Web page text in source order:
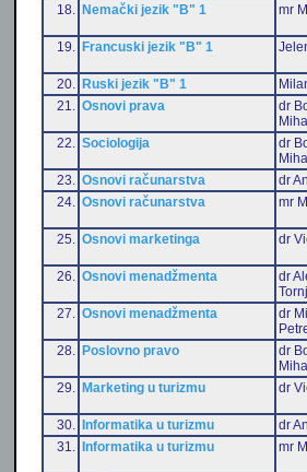
18.
Nemački jezik "B" 1 mr
19. Francuski jezik "B" 1
20. Ruski jezik "B" 1
21.
Osnovi prava
dr
22.
Sociologija
dr
23.
Osnovi računarstva
dr
24.
Osnovi računarstva mr
25. Osnovi marketinga dr
26. Osnovi menadžmenta
dr
27.
Osnovi menadžmenta
dr
28.
Poslovno pravo
dr
29.
Marketing u turizmu dr
30. Informatika u turizmu
dr
31.
Informatika u turizmu mr